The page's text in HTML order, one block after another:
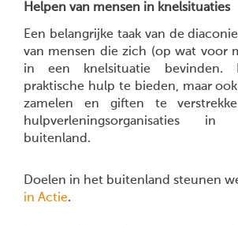
Helpen van mensen in knelsituaties
Een belangrijke taak van de
van mensen die zich (op wat voor
in een knelsituatie
praktische hulp te bieden, maar
zamelen en giften te
hulpverleningsorganisaties
buitenland.
Doelen in het buitenland steunen
in Actie.